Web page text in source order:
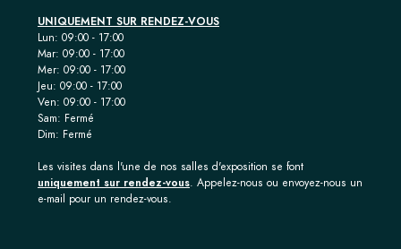
UNIQUEMENT SUR RENDEZ-VOUS
Lun: 09:00 - 17:00
Mar: 09:00 - 17:00
Mer: 09:00 - 17:00
Jeu: 09:00 - 17:00
Ven: 09:00 - 17:00
Sam: Fermé
Dim: Fermé
Les visites dans l'une de nos salles d'exposition se font
uniquement sur rendez-vous. Appelez-nous ou envoyez-nous un
e-mail pour un rendez-vous.